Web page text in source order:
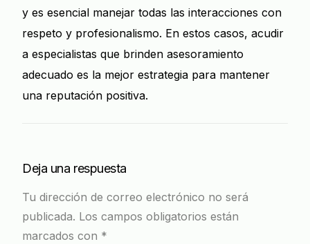
y es esencial manejar todas las interacciones con
respeto y profesionalismo. En estos casos, acudir
a especialistas que brinden asesoramiento
adecuado es la mejor estrategia para mantener
una reputación positiva.
Deja una respuesta
Tu dirección de correo electrónico no será
publicada. Los campos obligatorios están
marcados con *